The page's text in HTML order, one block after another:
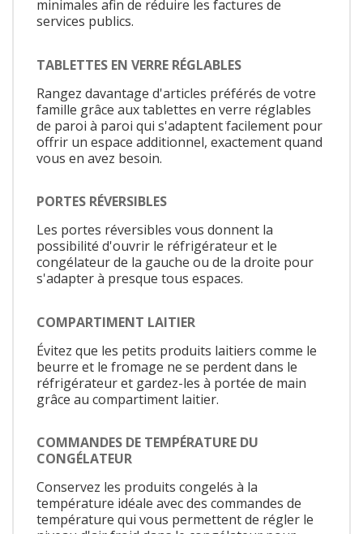
minimales afin de réduire les factures de
services publics.
TABLETTES EN VERRE RÉGLABLES
Rangez davantage d'articles préférés de votre
famille grâce aux tablettes en verre réglables
de paroi à paroi qui s'adaptent facilement pour
offrir un espace additionnel, exactement quand
vous en avez besoin.
PORTES RÉVERSIBLES
Les portes réversibles vous donnent la
possibilité d'ouvrir le réfrigérateur et le
congélateur de la gauche ou de la droite pour
s'adapter à presque tous espaces.
COMPARTIMENT LAITIER
Évitez que les petits produits laitiers comme le
beurre et le fromage ne se perdent dans le
réfrigérateur et gardez-les à portée de main
grâce au compartiment laitier.
COMMANDES DE TEMPÉRATURE DU
CONGÉLATEUR
Conservez les produits congelés à la
température idéale avec des commandes de
température qui vous permettent de régler le